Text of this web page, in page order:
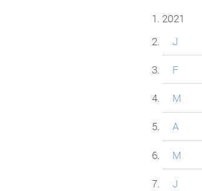
2021
J
F
M
A
M
J